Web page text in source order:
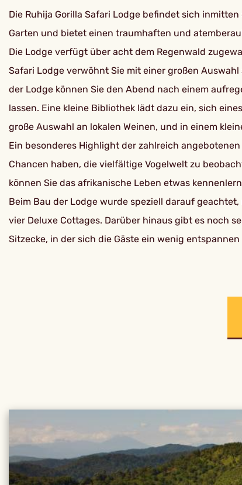
Die Ruhija Gorilla Safari Lodge befindet sich inmitten
Garten und bietet einen traumhaften und
Die Lodge verfügt über acht dem Regenwald
Safari Lodge verwöhnt Sie mit einer großen
der Lodge können Sie den Abend nach einem
lassen. Eine kleine Bibliothek lädt dazu ein, sich
große Auswahl an lokalen Weinen, und in einem
Ein besonderes Highlight der zahlreich
Chancen haben, die vielfältige Vogelwelt zu
können Sie das afrikanische Leben etwas
Beim Bau der Lodge wurde speziell darauf
vier Deluxe Cottages. Darüber hinaus gibt es noch
Sitzecke, in der sich die Gäste ein wenig